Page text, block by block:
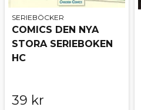
SERIEBÖCKER
COMICS DEN NYA
STORA SERIEBOKEN
HC
39 kr